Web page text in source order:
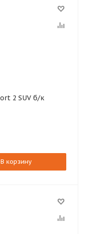
205/70R15 100T CORDIANT Comfort 2 SUV б/к
В корзину